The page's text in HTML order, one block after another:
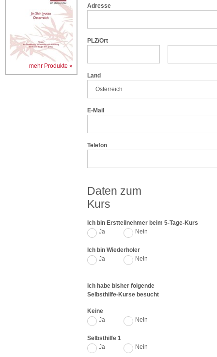
mehr Produkte »
Adresse
PLZ/Ort
Land
E-Mail
Telefon
Daten zum
Kurs
Ich bin Erstteilnehmer beim 5-Tage-Kurs
Ja
Nein
Ich bin Wiederholer
Ja
Nein
Ich habe bisher folgende
Selbsthilfe-Kurse besucht
Keine
Ja
Nein
Selbsthilfe 1
Ja
Nein